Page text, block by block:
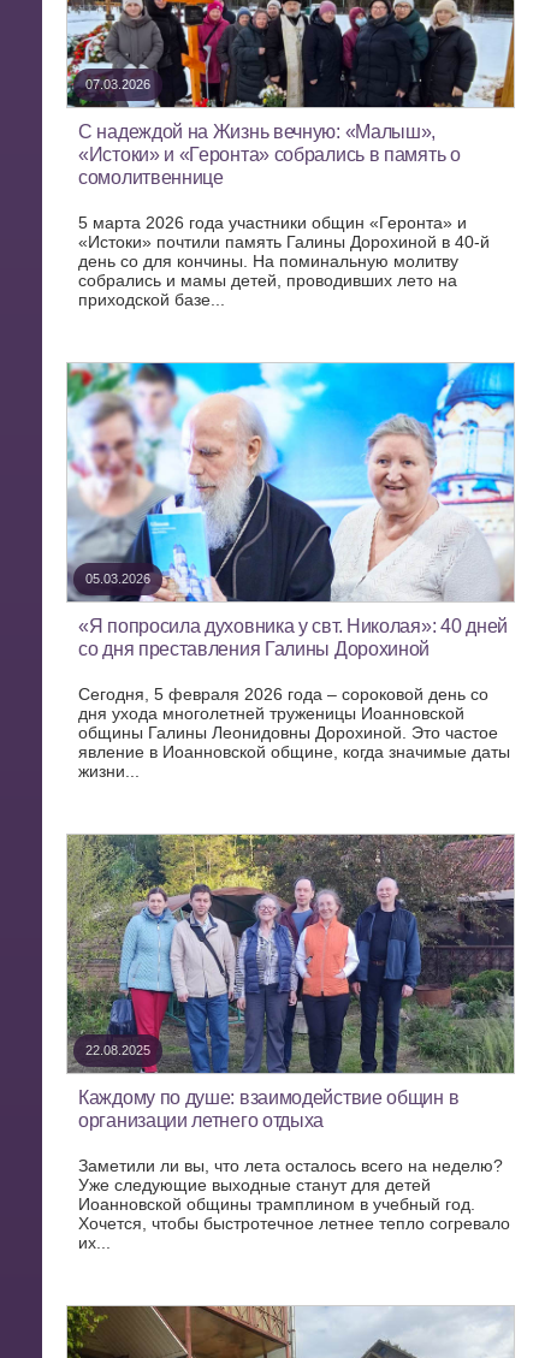
07.03.2026
С надеждой на Жизнь вечную: «Малыш»,
«Истоки» и «Геронта» собрались в память о
сомолитвеннице
5 марта 2026 года участники общин «Геронта» и
«Истоки» почтили память Галины Дорохиной в 40-й
день со для кончины. На поминальную молитву
собрались и мамы детей, проводивших лето на
приходской базе...
05.03.2026
«Я попросила духовника у свт. Николая»: 40 дней
со дня преставления Галины Дорохиной
Сегодня, 5 февраля 2026 года – сороковой день со
дня ухода многолетней труженицы Иоанновской
общины Галины Леонидовны Дорохиной. Это частое
явление в Иоанновской общине, когда значимые даты
жизни...
22.08.2025
Каждому по душе: взаимодействие общин в
организации летнего отдыха
Заметили ли вы, что лета осталось всего на неделю?
Уже следующие выходные станут для детей
Иоанновской общины трамплином в учебный год.
Хочется, чтобы быстротечное летнее тепло согревало
их...